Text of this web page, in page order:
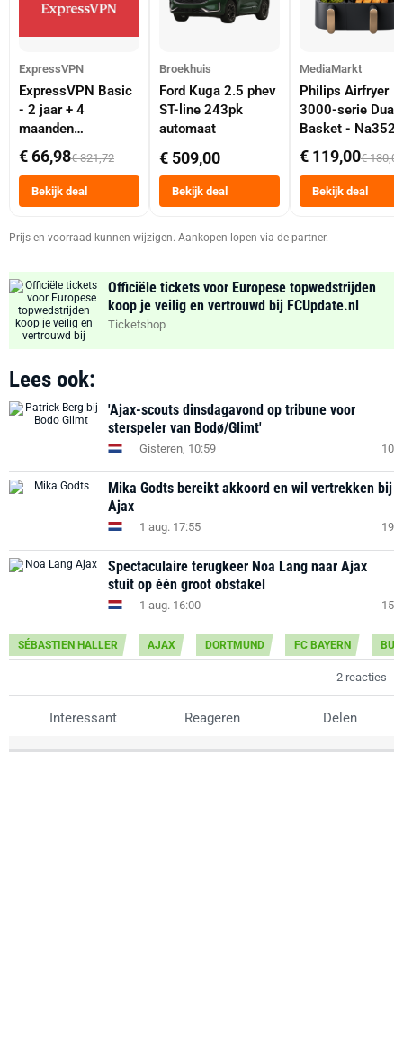
ExpressVPN
ExpressVPN Basic
- 2 jaar + 4
maanden
abonnement
€ 66,98€ 321,72
Bekijk deal
Broekhuis
Ford Kuga 2.5 phev
ST-line 243pk
automaat
€ 509,00
Bekijk deal
MediaMarkt
Philips Airfryer
3000-serie Dual
Basket -
Dubbele Mand 9
Tot 6 Personen
Heteluchtfriteuse
Zwart
€ 119,00€ 130,00
Bekijk deal
Prijs en voorraad kunnen wijzigen. Aankopen lopen via de partner.
Officiële tickets voor Europese topwedstrijden
koop je veilig en vertrouwd bij FCUpdate.nl
Ticketshop
Lees ook:
'Ajax-scouts dinsdagavond op tribune voor
sterspeler van Bodø/Glimt'
Gisteren, 10:59 10
Mika Godts bereikt akkoord en wil vertrekken bij
Ajax
1 aug. 17:55 19
Spectaculaire terugkeer Noa Lang naar Ajax
stuit op één groot obstakel
1 aug. 16:00 15
SÉBASTIEN HALLER AJAX DORTMUND FC BAYERN
2 reacties
Interessant Reageren Delen